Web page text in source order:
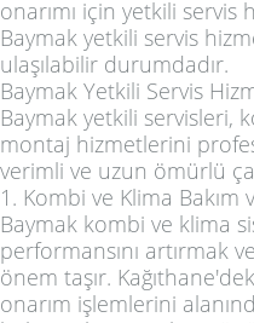
onarımı için yetkili
Baymak yetkili servis
ulaşılabilir durumdadır.
Baymak Yetkili Servis
Baymak yetkili servisleri,
montaj hizmetlerini
verimli ve uzun ömürlü
1. Kombi ve Klima Bakım
Baymak kombi ve klima
performansını artırmak
önem taşır.
onarım işlemlerini